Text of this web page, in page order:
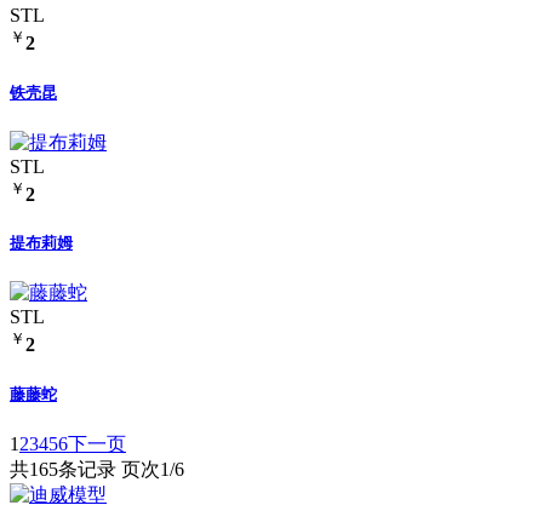
STL
￥ 2
铁壳昆
STL
￥ 2
提布莉姆
STL
￥ 2
藤藤蛇
1 23456下一页
共165条记录 页次1/6